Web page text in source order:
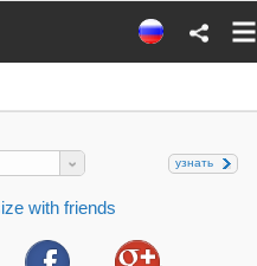
узнать
with friends